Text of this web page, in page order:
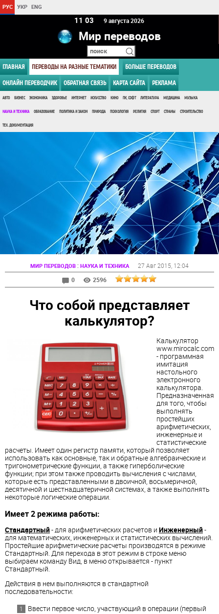
РУС УКР ENG
11:03 9 августа 2026
Мир переводов
ГЛАВНАЯ ПЕРЕВОДЫ НА РАЗНЫЕ ТЕМАТИКИ БОЛЬШЕ ПЕРЕВОДОВ
ОНЛАЙН ПЕРЕВОДЧИК ОБРАТНАЯ СВЯЗЬ КАРТА САЙТА РЕКЛАМА
АВТО БИЗНЕС ЭКОНОМИКА ЗДОРОВЬЕ ИНТЕРНЕТ ИСКУССТВО КИНО ПК, СОФТ ЛИТЕРАТУРА МЕДИЦИНА МУЗЫКА
НАУКА И ТЕХНИКА ОБРАЗОВАНИЕ ПОЛИТИКА И ЗАКОН ПРИРОДА ПСИХОЛОГИЯ РЕЛИГИЯ СПОРТ СТРАНЫ СТРОИТЕЛЬСТВО
ТЕХ. ДОКУМЕНТАЦИЯ
МИР ПЕРЕВОДОВ : НАУКА И ТЕХНИКА 27 Авг 2015 , 12:04
0
2596
Что собой представляет
калькулятор?
Калькулятор
www.mirocalc.com
- программная
имитация
настольного
электронного
калькулятора.
Предназначенная
для того, чтобы
выполнять
простейших
арифметических,
инженерные и
статистические
расчеты. Имеет один регистр памяти, который позволяет
использовать как основные, так и обратные алгебраические и
тригонометрические функции, а также гиперболические
функции; при этом также проводить вычисления с числами,
которые есть представленными в двоичной, восьмеричной,
десятичной и шестнадцатеричной системах, а также выполнять
некоторые логические операции.
Имеет 2 режима работы:
Стандартный- для арифметических расчетов и Инженерный-
для математических, инженерных и статистических вычислений.
Простейшие арифметические расчеты производятся в режиме
Стандартный. Для перехода в этот режим в строке меню
выбираем команду Вид, в меню открывается - пункт
Стандартный.
Действия в нем выполняются в стандартной
последовательности:
Ввести первое число, участвующий в операции (первый